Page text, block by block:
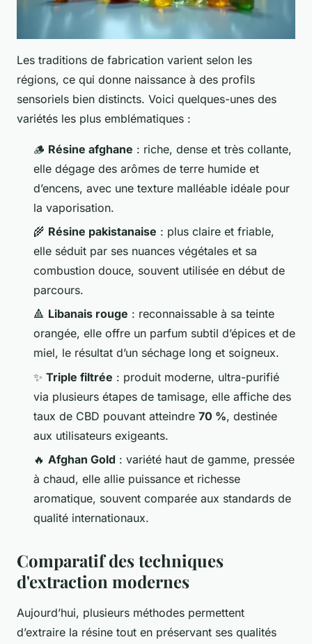
Les traditions de fabrication varient selon les
régions, ce qui donne naissance à des profils
sensoriels bien distincts. Voici quelques-unes des
variétés les plus emblématiques :
🪵 Résine afghane : riche, dense et très collante,
elle dégage des arômes de terre humide et
d’encens, avec une texture malléable idéale pour
la vaporisation.
🌾 Résine pakistanaise : plus claire et friable,
elle séduit par ses nuances végétales et sa
combustion douce, souvent utilisée en début de
parcours.
🔺 Libanais rouge : reconnaissable à sa teinte
orangée, elle offre un parfum subtil d’épices et de
miel, le résultat d’un séchage long et soigneux.
✨ Triple filtrée : produit moderne, ultra-purifié
via plusieurs étapes de tamisage, elle affiche des
taux de CBD pouvant atteindre 70 %, destinée
aux utilisateurs exigeants.
🔥 Afghan Gold : variété haut de gamme, pressée
à chaud, elle allie puissance et richesse
aromatique, souvent comparée aux standards de
qualité internationaux.
Comparatif des techniques
d'extraction modernes
Aujourd’hui, plusieurs méthodes permettent
d’extraire la résine tout en préservant ses qualités